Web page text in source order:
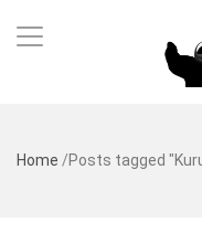
Home /Posts tagged